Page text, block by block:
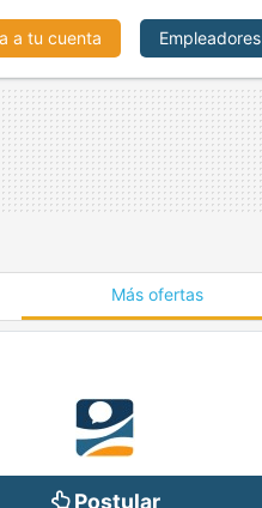
a tu cuenta Empleadores
Más ofertas
Postular